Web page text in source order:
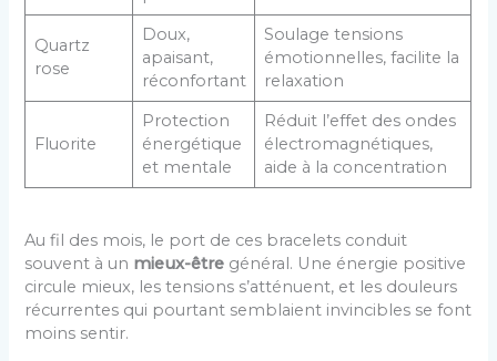
Quartz
rose
Doux,
apaisant,
réconfortant
Soulage tensions
émotionnelles, facilite la
relaxation
Fluorite
Protection
énergétique
et mentale
Réduit l’effet des ondes
électromagnétiques,
aide à la concentration
Au fil des mois, le port de ces bracelets conduit
souvent à un mieux-être général. Une énergie positive
circule mieux, les tensions s’atténuent, et les douleurs
récurrentes qui pourtant semblaient invincibles se font
moins sentir.